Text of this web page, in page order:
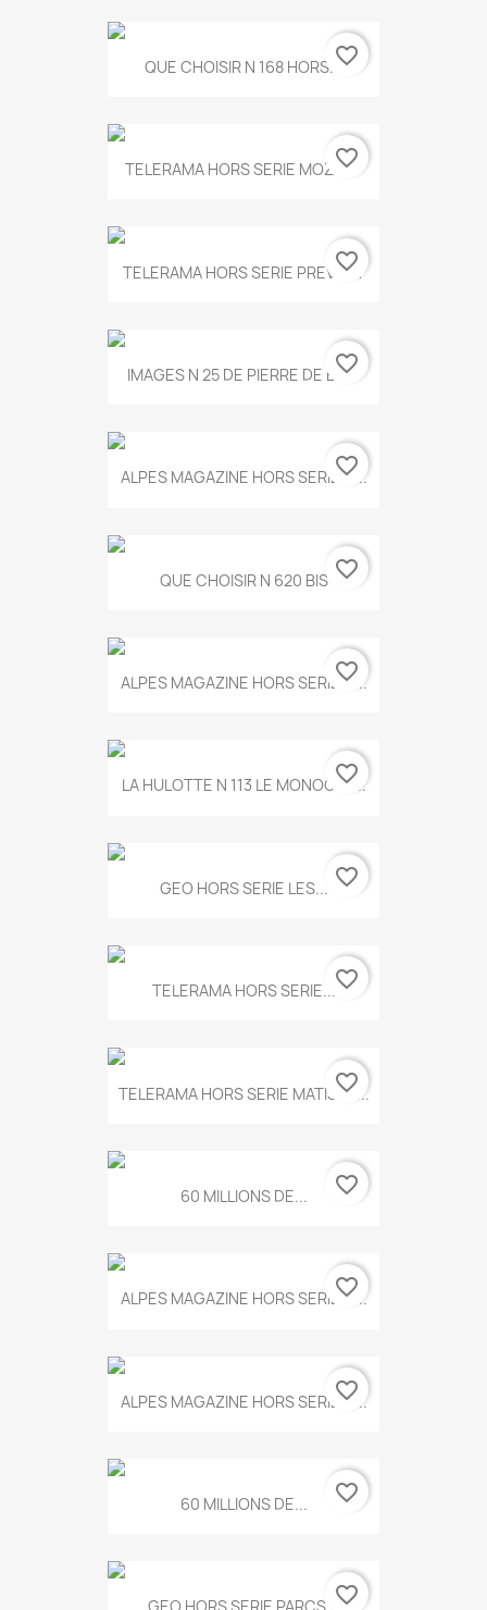
QUE CHOISIR N 168 HORS...favorite_border
TELERAMA HORS SERIE MOZART
favorite_border
TELERAMA HORS SERIE PREVERT
favorite_border
IMAGES N 25 DE PIERRE DE BOIS
favorite_border
ALPES MAGAZINE HORS SERIE N...
favorite_border
QUE CHOISIR N 620 BIS favorite_border
ALPES MAGAZINE HORS SERIE N...
favorite_border
LA HULOTTE N 113 LE MONOCLE...
favorite_border
GEO HORS SERIE LES... favorite_border
TELERAMA HORS SERIE...favorite_border
TELERAMA HORS SERIE MATISSE...
favorite_border
60 MILLIONS DE... favorite_border
ALPES MAGAZINE HORS SERIE N...
favorite_border
ALPES MAGAZINE HORS SERIE N...
favorite_border
60 MILLIONS DE... favorite_border
favorite_border